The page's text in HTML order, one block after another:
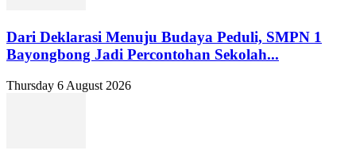
Dari Deklarasi Menuju Budaya Peduli, SMPN 1
Bayongbong Jadi Percontohan Sekolah...
Thursday 6 August 2026